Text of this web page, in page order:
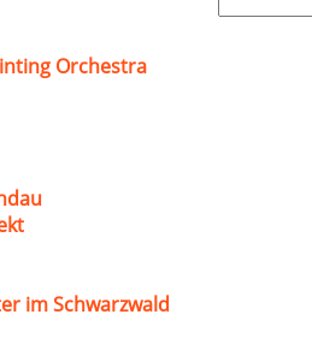
nach:
Orchestra
im Schwarzwald